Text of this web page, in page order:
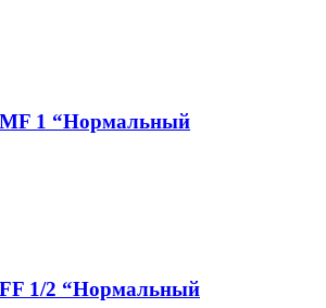
1 “Нормальный
1/2 “Нормальный